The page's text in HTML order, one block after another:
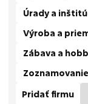
Úrady a
Výroba a
Zábava a
Pridať firmu